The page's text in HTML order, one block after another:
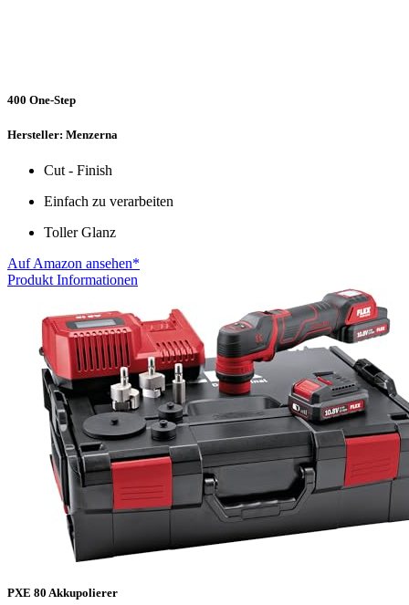
400 One-Step
Hersteller: Menzerna
Cut - Finish
Einfach zu verarbeiten
Toller Glanz
Auf Amazon ansehen*
Produkt Informationen
PXE 80 Akkupolierer